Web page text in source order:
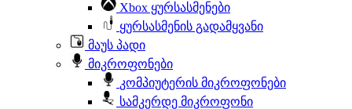
Xbox ყურსასმენები
ყურსასმენის გადამყვანი
მაუს პადი
მიკროფონები
კომპიუტერის მიკროფონები
სამკერდე მიკროფონი